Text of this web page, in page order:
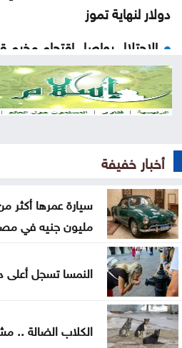
دولار لنهاية تموز
الاحتلال يواصل اقتحام
للإجراءات العسكرية
الجيش يعلن فتح باب التجنيد
الذهب يسجل أعلى مستوى له منذ 7
الأمم المتحدة: داعش ما يزال
الدوليين
تحذيرات أمنية في كولومبيا من
مراسم التنصيب
أجواء صيفية مستقرة حتى الأحد
الحارة
أخبار خفيفة
مليون جنيه في
النمسا تسجل أعلى
الكلاب الضالة ..